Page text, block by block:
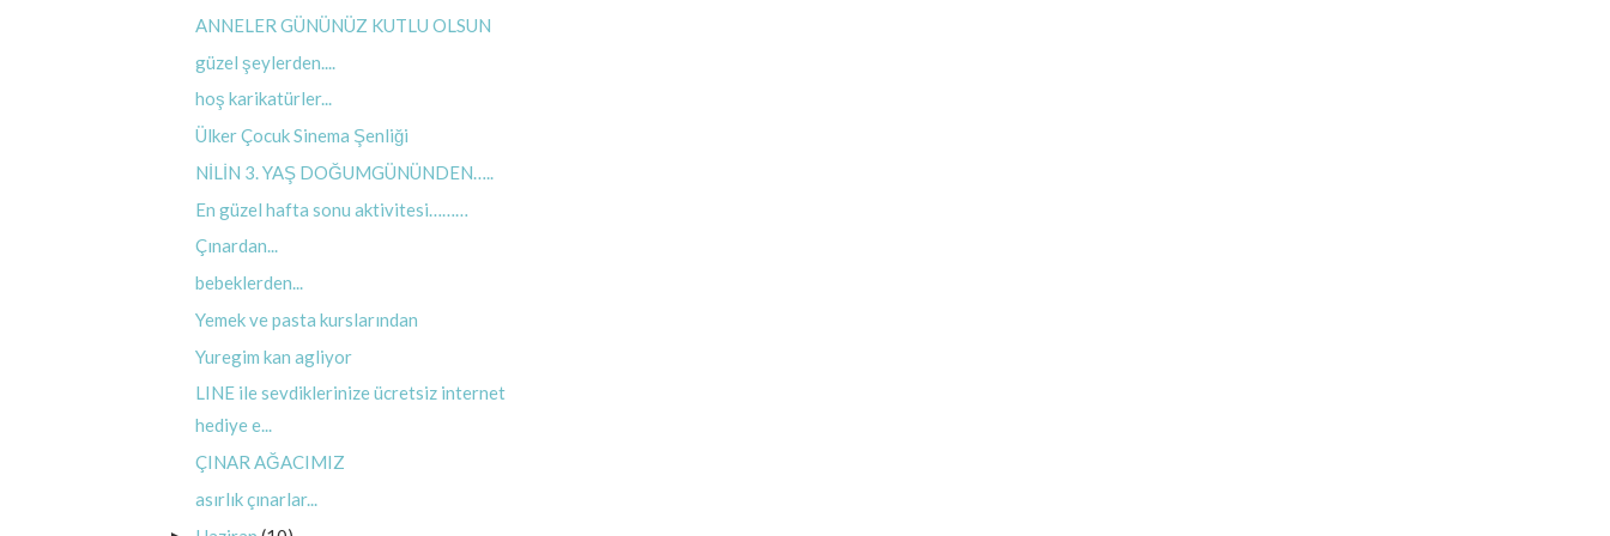
ANNELER GÜNÜNÜZ KUTLU OLSUN
güzel şeylerden....
hoş karikatürler...
Ülker Çocuk Sinema Şenliği
NİLİN 3. YAŞ DOĞUMGÜNÜNDEN…..
En güzel hafta sonu aktivitesi………
Çınardan...
bebeklerden...
Yemek ve pasta kurslarından
Yuregim kan agliyor
LINE ile sevdiklerinize ücretsiz internet
hediye e...
ÇINAR AĞACIMIZ
asırlık çınarlar...